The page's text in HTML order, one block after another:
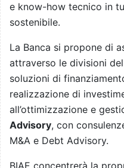
e know-how tecnico in
sostenibile.
La Banca si propone di
attraverso le divisioni del
soluzioni di
realizzazione di
all’ottimizzazione e
Advisory, con
M&A e Debt Advisory.